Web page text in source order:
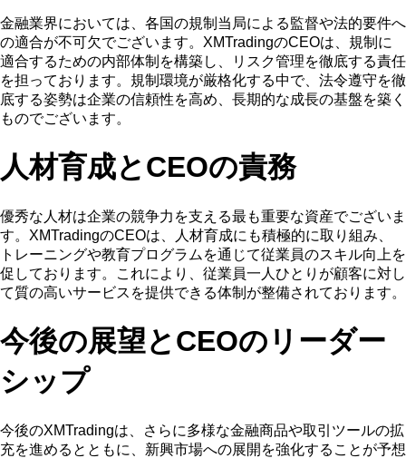
金融業界においては、各国の規制当局による監督や法的要件へ
の適合が不可欠でございます。XMTradingのCEOは、規制に
適合するための内部体制を構築し、リスク管理を徹底する責任
を担っております。規制環境が厳格化する中で、法令遵守を徹
底する姿勢は企業の信頼性を高め、長期的な成長の基盤を築く
ものでございます。
人材育成とCEOの責務
優秀な人材は企業の競争力を支える最も重要な資産でございま
す。XMTradingのCEOは、人材育成にも積極的に取り組み、
トレーニングや教育プログラムを通じて従業員のスキル向上を
促しております。これにより、従業員一人ひとりが顧客に対し
て質の高いサービスを提供できる体制が整備されております。
今後の展望とCEOのリーダー
シップ
今後のXMTradingは、さらに多様な金融商品や取引ツールの拡
充を進めるとともに、新興市場への展開を強化することが予想